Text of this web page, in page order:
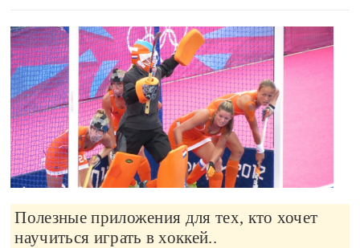
Полезные приложения для тех, кто хочет
научиться играть в хоккей..